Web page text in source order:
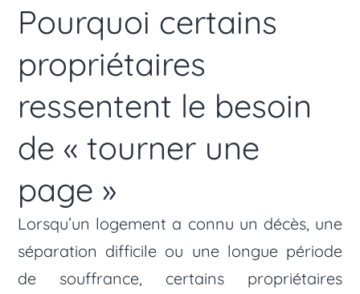
Pourquoi certains
propriétaires
ressentent le besoin
de « tourner une
page »
Lorsqu’un logement a connu un décès, une
séparation difficile ou une longue période
de souffrance, certains propriétaires